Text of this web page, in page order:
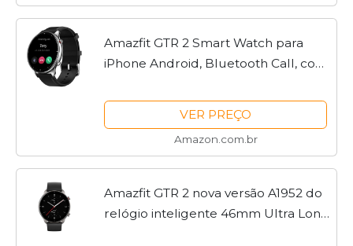
Amazfit GTR 2 Smart Watch para
iPhone Android, Bluetooth Call, com
dias de duração da bateria, à prova
d'água, Clássico
VER PREÇO
Amazon.com.br
Amazfit GTR 2 nova versão A1952 do
relógio inteligente 46mm Ultra Long